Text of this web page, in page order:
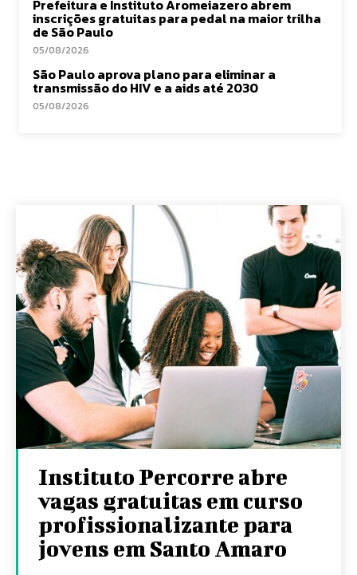
Prefeitura e Instituto Aromeiazero abrem
inscrições gratuitas para pedal na maior trilha
de São Paulo
05/08/2026
São Paulo aprova plano para eliminar a
transmissão do HIV e a aids até 2030
05/08/2026
Instituto Percorre abre
vagas gratuitas em curso
profissionalizante para
jovens em Santo Amaro